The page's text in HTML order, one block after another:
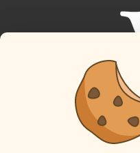
ȘTIINȚĂ ȘI PRACTICĂ